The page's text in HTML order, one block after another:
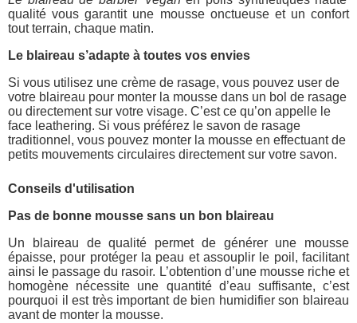
qualité vous garantit une mousse onctueuse et un confort
tout terrain, chaque matin.
Le blaireau s’adapte à toutes vos envies
Si vous utilisez une crème de rasage, vous pouvez user de
votre blaireau pour monter la mousse dans un bol de rasage
ou directement sur votre visage. C’est ce qu’on appelle le
face leathering. Si vous préférez le savon de rasage
traditionnel, vous pouvez monter la mousse en effectuant de
petits mouvements circulaires directement sur votre savon.
Conseils d'utilisation
Pas de bonne mousse sans un bon blaireau
Un blaireau de qualité permet de générer une mousse
épaisse, pour protéger la peau et assouplir le poil, facilitant
ainsi le passage du rasoir. L’obtention d’une mousse riche et
homogène nécessite une quantité d’eau suffisante, c’est
pourquoi il est très important de bien humidifier son blaireau
avant de monter la mousse.